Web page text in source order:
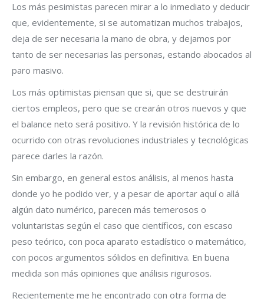
Los más pesimistas parecen mirar a lo inmediato y deducir
que, evidentemente, si se automatizan muchos trabajos,
deja de ser necesaria la mano de obra, y dejamos por
tanto de ser necesarias las personas, estando abocados al
paro masivo.
Los más optimistas piensan que si, que se destruirán
ciertos empleos, pero que se crearán otros nuevos y que
el balance neto será positivo. Y la revisión histórica de lo
ocurrido con otras revoluciones industriales y tecnológicas
parece darles la razón.
Sin embargo, en general estos análisis, al menos hasta
donde yo he podido ver, y a pesar de aportar aquí o allá
algún dato numérico, parecen más temerosos o
voluntaristas según el caso que científicos, con escaso
peso teórico, con poca aparato estadístico o matemático,
con pocos argumentos sólidos en definitiva. En buena
medida son más opiniones que análisis rigurosos.
Recientemente me he encontrado con otra forma de